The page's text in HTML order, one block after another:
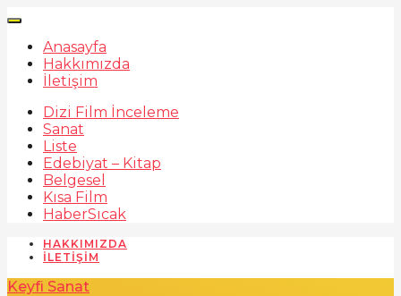
Anasayfa
Hakkımızda
İletişim
Dizi Film İnceleme
Sanat
Liste
Edebiyat – Kitap
Belgesel
Kısa Film
HaberSıcak
HAKKIMIZDA
İLETIŞIM
Keyfi Sanat